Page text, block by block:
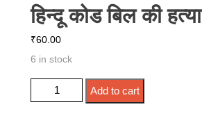
हिन्दू कोड बिल की हत्या
₹60.00
6 in stock
हिन्दू कोड बिल की हत्या quantity
Add to cart